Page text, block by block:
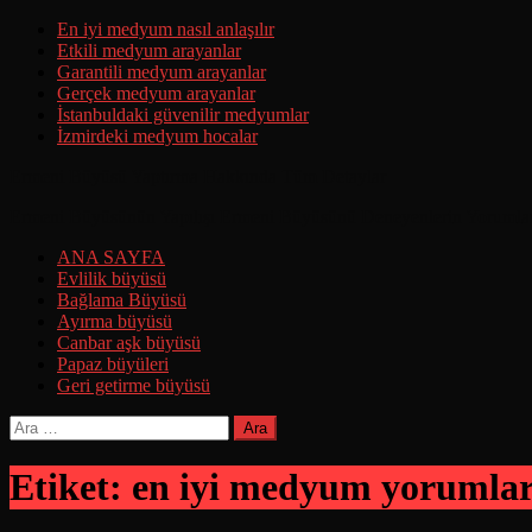
content
En iyi medyum nasıl anlaşılır
Etkili medyum arayanlar
Garantili medyum arayanlar
Gerçek medyum arayanlar
İstanbuldaki güvenilir medyumlar
İzmirdeki medyum hocalar
ANA SAYFA
Evlilik büyüsü
Bağlama Büyüsü
Ayırma büyüsü
Canbar aşk büyüsü
Papaz büyüleri
Geri getirme büyüsü
Arama:
Etiket: en iyi medyum